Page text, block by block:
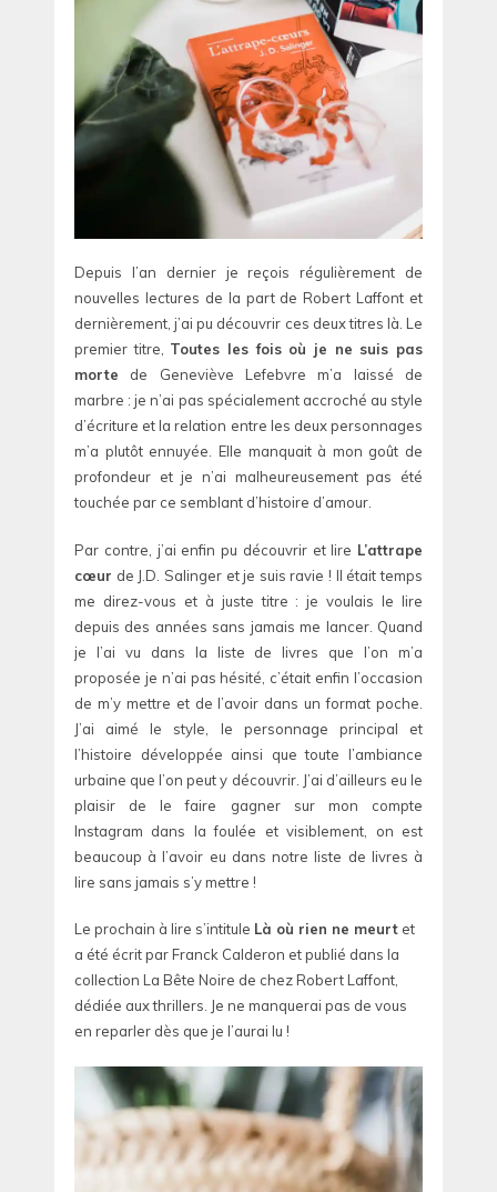
Depuis l’an dernier je reçois régulièrement de
nouvelles lectures de la part de Robert Laffont et
dernièrement, j’ai pu découvrir ces deux titres là. Le
premier titre, Toutes les fois où je ne suis pas
morte de Geneviève Lefebvre m’a laissé de
marbre : je n’ai pas spécialement accroché au style
d’écriture et la relation entre les deux personnages
m’a plutôt ennuyée. Elle manquait à mon goût de
profondeur et je n’ai malheureusement pas été
touchée par ce semblant d’histoire d’amour.
Par contre, j’ai enfin pu découvrir et lire L’attrape
cœur de J.D. Salinger et je suis ravie ! Il était temps
me direz-vous et à juste titre : je voulais le lire
depuis des années sans jamais me lancer. Quand
je l’ai vu dans la liste de livres que l’on m’a
proposée je n’ai pas hésité, c’était enfin l’occasion
de m’y mettre et de l’avoir dans un format poche.
J’ai aimé le style, le personnage principal et
l’histoire développée ainsi que toute l’ambiance
urbaine que l’on peut y découvrir. J’ai d’ailleurs eu le
plaisir de le faire gagner sur mon compte
Instagram dans la foulée et visiblement, on est
beaucoup à l’avoir eu dans notre liste de livres à
lire sans jamais s’y mettre !
Le prochain à lire s’intitule Là où rien ne meurt et
a été écrit par Franck Calderon et publié dans la
collection La Bête Noire de chez Robert Laffont,
dédiée aux thrillers. Je ne manquerai pas de vous
en reparler dès que je l’aurai lu !